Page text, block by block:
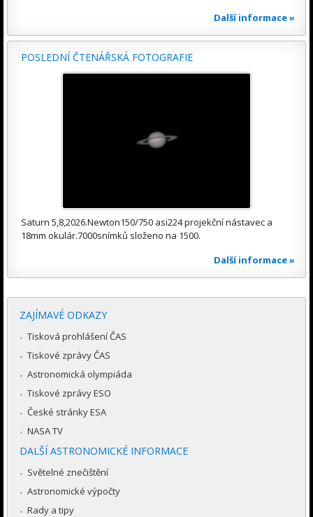
Další informace »
POSLEDNÍ ČTENÁŘSKÁ FOTOGRAFIE
Saturn 5,8,2026.Newton150/750 asi224 projekční nástavec a
18mm okulár.7000snímků složeno na 1500.
Další informace »
ZAJÍMAVÉ ODKAZY
Tisková prohlášení ČAS
Tiskové zprávy ČAS
Astronomická olympiáda
Tiskové zprávy ESO
České stránky ESA
NASA TV
DALŠÍ ASTRONOMICKÉ INFORMACE
Světelné znečištění
Astronomické výpočty
Rady a tipy